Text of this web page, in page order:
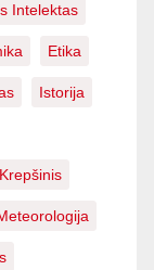
Intelektas
Etika
Istorija
Krepšinis